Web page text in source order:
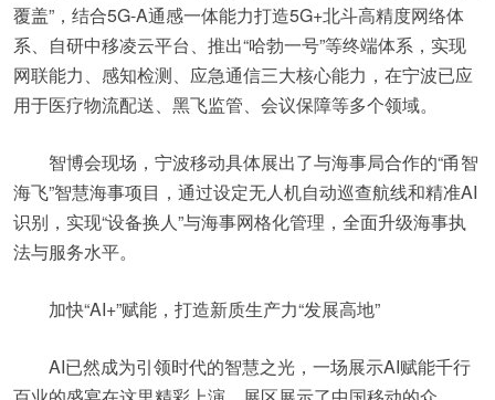
覆盖”，结合5G-A通感一体能力打造5G+北斗高精度网络体
系、自研中移凌云平台、推出“哈勃一号”等终端体系，实现
网联能力、感知检测、应急通信三大核心能力，在宁波已应
用于医疗物流配送、黑飞监管、会议保障等多个领域。
智博会现场，宁波移动具体展出了与海事局合作的“甬智
海飞”智慧海事项目，通过设定无人机自动巡查航线和精准AI
识别，实现“设备换人”与海事网格化管理，全面升级海事执
法与服务水平。
加快“AI+”赋能，打造新质生产力“发展高地”
AI已然成为引领时代的智慧之光，一场展示AI赋能千行